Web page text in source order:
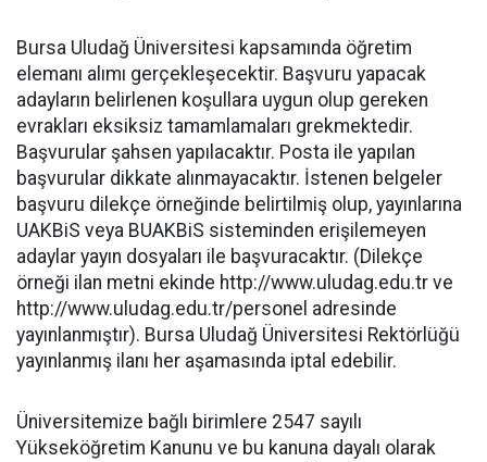
Bursa Uludağ Üniversitesi kapsamında öğretim
elemanı alımı gerçekleşecektir. Başvuru yapacak
adayların belirlenen koşullara uygun olup gereken
evrakları eksiksiz tamamlamaları grekmektedir.
Başvurular şahsen yapılacaktır. Posta ile yapılan
başvurular dikkate alınmayacaktır. İstenen belgeler
başvuru dilekçe örneğinde belirtilmiş olup, yayınlarına
UAKBiS veya BUAKBiS sisteminden erişilemeyen
adaylar yayın dosyaları ile başvuracaktır. (Dilekçe
örneği ilan metni ekinde http://www.uludag.edu.tr ve
http://www.uludag.edu.tr/personel adresinde
yayınlanmıştır). Bursa Uludağ Üniversitesi Rektörlüğü
yayınlanmış ilanı her aşamasında iptal edebilir.
Üniversitemize bağlı birimlere 2547 sayılı
Yükseköğretim Kanunu ve bu kanuna dayalı olarak